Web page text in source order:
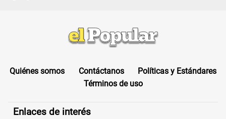
Quiénes somos Contáctanos
Políticas y Estándares
Términos de uso
Enlaces de interés